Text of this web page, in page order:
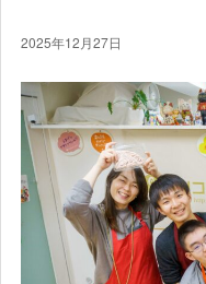
2025年12月27日